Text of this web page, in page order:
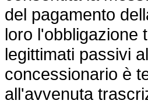
del pagamento
loro l'obbligazione
legittimati passivi
concessionario è
all'avvenuta